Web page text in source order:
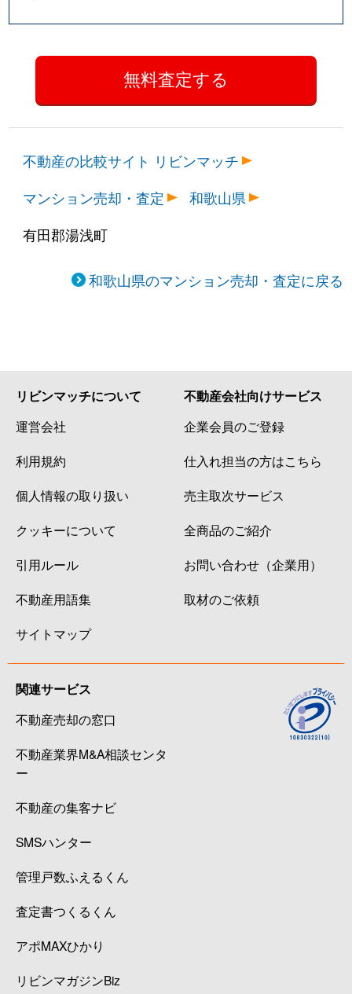
不動産の比較サイト リビンマッチ
マンション売却・査定
和歌山県
有田郡湯浅町
和歌山県のマンション売却・査定に戻る
リビンマッチについて
運営会社
利用規約
個人情報の取り扱い
クッキーについて
引用ルール
不動産用語集
サイトマップ
不動産会社向けサービス
企業会員のご登録
仕入れ担当の方はこちら
売主取次サービス
全商品のご紹介
お問い合わせ（企業用）
取材のご依頼
関連サービス
不動産売却の窓口
不動産業界M&A相談センタ
ー
不動産の集客ナビ
SMSハンター
管理戸数ふえるくん
査定書つくるくん
アポMAXひかり
リビンマガジンBiz